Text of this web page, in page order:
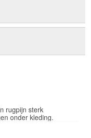
rugpijn sterk
onder kleding.